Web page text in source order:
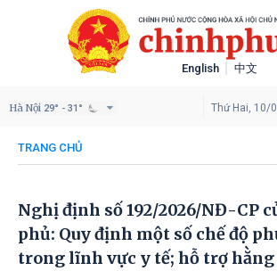
English 中文
Thứ Hai, 10/
Hà Nội 29° - 31°
TRANG CHỦ
Nghị định số 192/2026/NĐ-CP
phủ: Quy định một số chế độ
trong lĩnh vực y tế; hỗ trợ